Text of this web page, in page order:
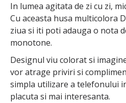
In lumea agitata de zi cu zi,
Cu aceasta husa multicolora
ziua si iti poti adauga o nota
monotone.
Designul viu colorat si
vor atrage priviri si
simpla utilizare a telefonului
placuta si mai interesanta.